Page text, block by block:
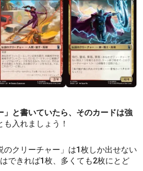
」と書いていたら、そのカードは強
も入れましょう！
のクリーチャー」は1枚しか出せない
できれば1枚、多くても2枚にとど